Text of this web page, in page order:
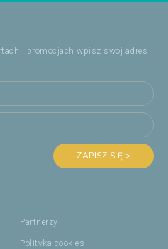
i promocjach wpisz swój adres
ZAPISZ SIĘ >
Partnerzy
Polityka cookies